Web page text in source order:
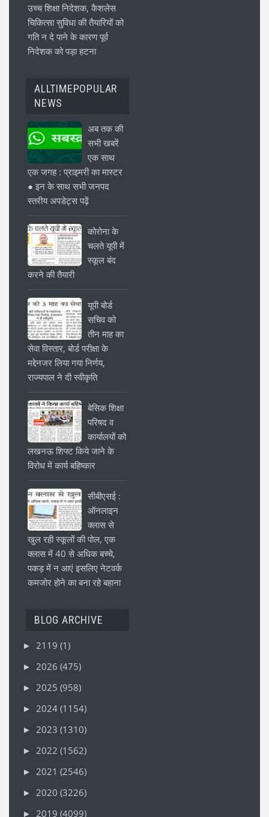
उच्च शिक्षा निदेशक, कैशलेस
चिकित्सा सुविधा की तैयारियों को
गति न दे पाने के कारण पूर्व
निदेशक को पड़ा हटना
ALLTIMEPOPULAR
NEWS
अब तक की
सभी खबरें
एक साथ
एक जगह : प्राइमरी का मास्टर
● इन के साथ सभी जनपद
स्तरीय अपडेट्स पढ़ें
कोरोना के
चलते यूपी में
स्कूल बंद
करने की तैयारी
यूपी बोर्ड
सचिव को
तीन माह का
सेवा विस्तार, बोर्ड परीक्षा के
मद्देनजर लिया गया निर्णय,
राज्यपाल ने दी स्वीकृति
बेसिक शिक्षा
परिषद व
कार्यालयों को
लखनऊ शिफ्ट किये जाने के
विरोध में कार्य बहिष्कार
सीबीएसई :
ऑनलाइन
क्लास से
खुल रही स्कूलों की पोल, एक
क्लास में 40 से अधिक बच्चे,
पकड़ में न आएं इसलिए नेटवर्क
कमजोर होने का बना रहे बहाना
BLOG ARCHIVE
► 2119 (1)
► 2026 (475)
► 2025 (958)
► 2024 (1154)
► 2023 (1310)
► 2022 (1562)
► 2021 (2546)
► 2020 (3226)
► 2019 (4099)